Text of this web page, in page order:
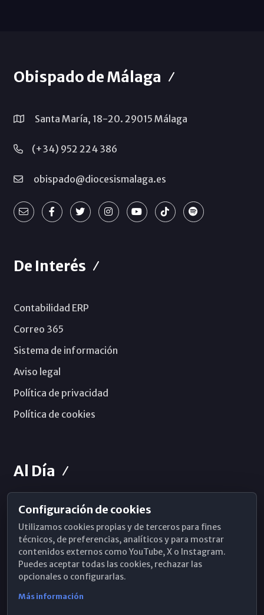
Obispado de Málaga
Santa María, 18-20. 29015 Málaga
(+34) 952 224 386
obispado@diocesismalaga.es
De Interés
Contabilidad ERP
Correo 365
Sistema de información
Aviso legal
Política de privacidad
Política de cookies
Al Día
Horarios de Misa
Hemeroteca
WhatsApp
Configuración de cookies
Utilizamos cookies propias y de terceros para fines
técnicos, de preferencias, analíticos y para mostrar
contenidos externos como YouTube, X o Instagram.
Puedes aceptar todas las cookies, rechazar las
opcionales o configurarlas.
Más información